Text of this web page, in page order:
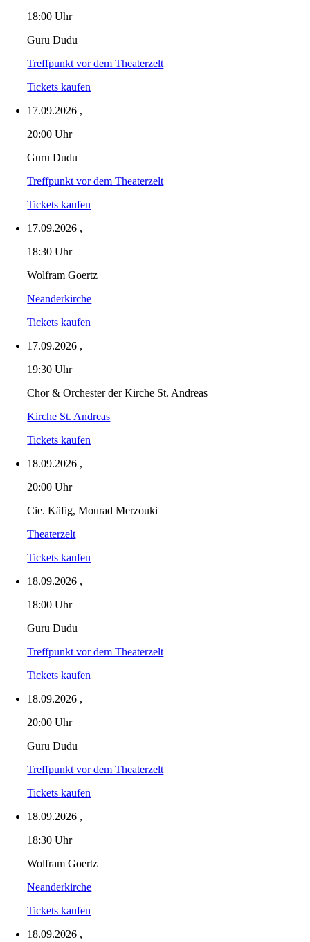
18:00 Uhr
Guru Dudu
Treffpunkt vor dem Theaterzelt
Tickets kaufen
17.09.2026 ,
20:00 Uhr
Guru Dudu
Treffpunkt vor dem Theaterzelt
Tickets kaufen
17.09.2026 ,
18:30 Uhr
Wolfram Goertz
Neanderkirche
Tickets kaufen
17.09.2026 ,
19:30 Uhr
Chor & Orchester der Kirche St. Andreas
Kirche St. Andreas
Tickets kaufen
18.09.2026 ,
20:00 Uhr
Cie. Käfig, Mourad Merzouki
Theaterzelt
Tickets kaufen
18.09.2026 ,
18:00 Uhr
Guru Dudu
Treffpunkt vor dem Theaterzelt
Tickets kaufen
18.09.2026 ,
20:00 Uhr
Guru Dudu
Treffpunkt vor dem Theaterzelt
Tickets kaufen
18.09.2026 ,
18:30 Uhr
Wolfram Goertz
Neanderkirche
Tickets kaufen
18.09.2026 ,